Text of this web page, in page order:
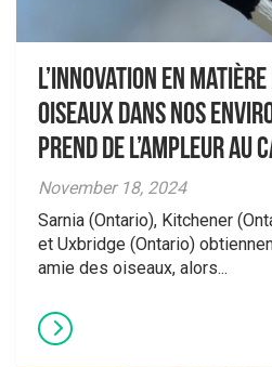
L’innovation en
oiseaux dans nos
prend de l’ampleur au
November 18, 2024
Sarnia (Ontario), Kitchener
et Uxbridge (Ontario)
amie des oiseaux, alors...